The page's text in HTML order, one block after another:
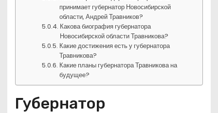
принимает губернатор Новосибирской
области, Андрей Травников?
Какова биография губернатора
Новосибирской области Травникова?
Какие достижения есть у губернатора
Травникова?
Какие планы губернатора Травникова на
будущее?
Губернатор